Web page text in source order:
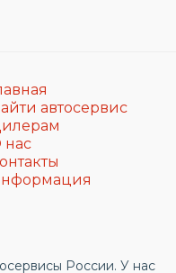
автосервис
нас
России. У нас